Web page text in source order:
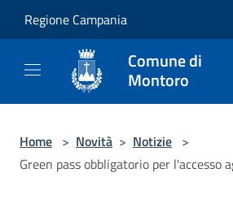
Regione Campania
Comune di
Montoro
Home > Novità > Notizie >
Green pass obbligatorio per l'accesso